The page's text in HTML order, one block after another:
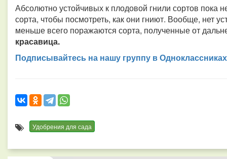
Абсолютно устойчивых к плодовой гнили сортов пока
сорта, чтобы посмотреть, как они гниют. Вообще, нет
меньше всего поражаются сорта, полученные от
красавица.
Подписывайтесь на нашу группу в Одноклассниках
Удобрения для сада